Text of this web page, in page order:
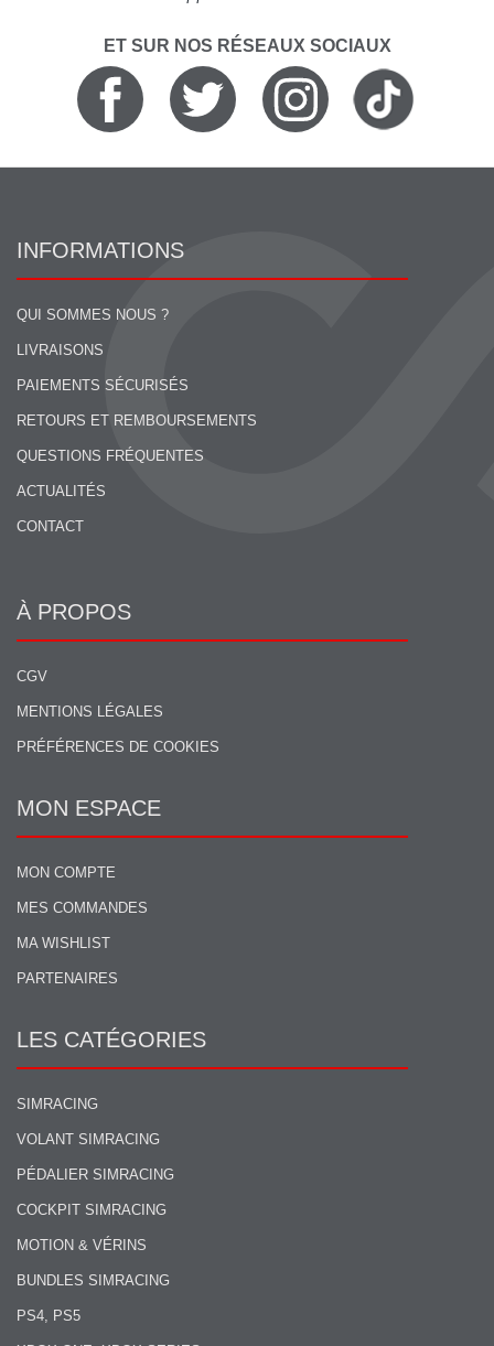
ET SUR NOS RÉSEAUX SOCIAUX
INFORMATIONS
QUI SOMMES NOUS ?
LIVRAISONS
PAIEMENTS SÉCURISÉS
RETOURS ET REMBOURSEMENTS
QUESTIONS FRÉQUENTES
ACTUALITÉS
CONTACT
À PROPOS
CGV
MENTIONS LÉGALES
PRÉFÉRENCES DE COOKIES
MON ESPACE
MON COMPTE
MES COMMANDES
MA WISHLIST
PARTENAIRES
LES CATÉGORIES
SIMRACING
VOLANT SIMRACING
PÉDALIER SIMRACING
COCKPIT SIMRACING
MOTION & VÉRINS
BUNDLES SIMRACING
PS4, PS5